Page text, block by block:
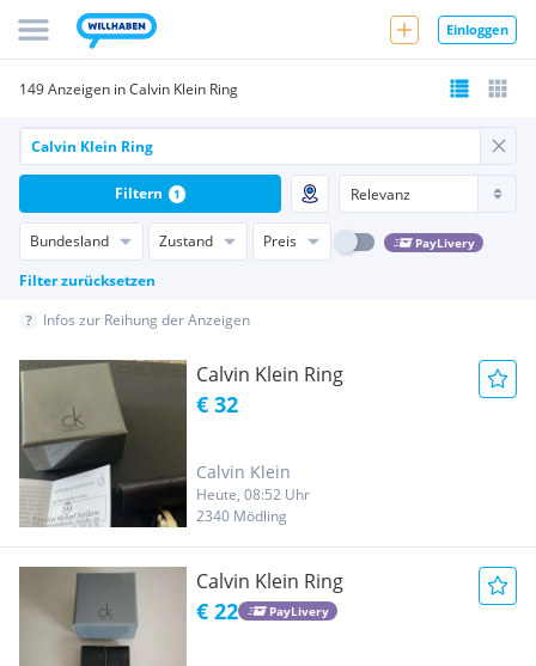
Einloggen
149 Anzeigen in Calvin Klein Ring
Bundesland Zustand Preis PayLivery
Filter zurücksetzen
Filtern 1
Infos zur Reihung der Anzeigen
Calvin Klein Ring
€ 32
Calvin Klein
Heute, 08:52 Uhr
2340 Mödling
Calvin Klein Ring
€ 22 PayLivery